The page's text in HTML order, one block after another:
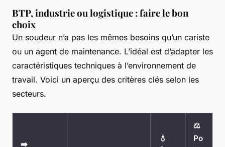
BTP, industrie ou logistique : faire le bon
choix
Un soudeur n’a pas les mêmes besoins qu’un cariste
ou un agent de maintenance. L’idéal est d’adapter les
caractéristiques techniques à l’environnement de
travail. Voici un aperçu des critères clés selon les
secteurs.
➡️
💧
⚖️
Po